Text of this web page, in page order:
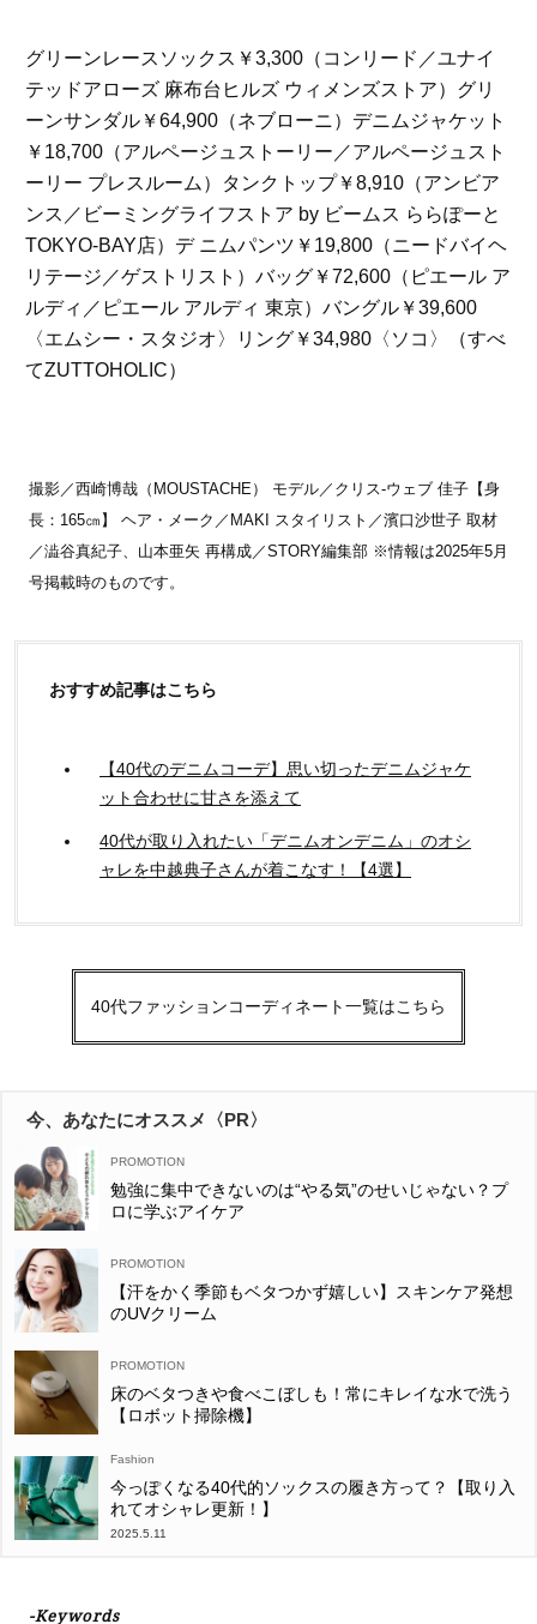
グリーンレースソックス￥3,300（コンリード／ユナイ
テッドアローズ 麻布台ヒルズ ウィメンズストア）グリ
ーンサンダル￥64,900（ネブローニ）デニムジャケット
￥18,700（アルページュストーリー／アルページュスト
ーリー プレスルーム）タンクトップ￥8,910（アンビア
ンス／ビーミングライフストア by ビームス ららぽーと
TOKYO-BAY店）デ ニムパンツ￥19,800（ニードバイヘ
リテージ／ゲストリスト）バッグ￥72,600（ピエール ア
ルディ／ピエール アルディ 東京）バングル￥39,600
〈エムシー・スタジオ〉リング￥34,980〈ソコ〉（すべ
てZUTTOHOLIC）
撮影／西崎博哉（MOUSTACHE） モデル／クリス-ウェブ 佳子【身
長：165㎝】 ヘア・メーク／MAKI スタイリスト／濱口沙世子 取材
／澁谷真紀子、山本亜矢 再構成／STORY編集部 ※情報は2025年5月
号掲載時のものです。
おすすめ記事はこちら
【40代のデニムコーデ】思い切ったデニムジャケ
ット合わせに甘さを添えて
40代が取り入れたい「デニムオンデニム」のオシ
ャレを中越典子さんが着こなす！【4選】
40代ファッションコーディネート一覧はこちら
今、あなたにオススメ〈PR〉
勉強に集中できないのは“やる気”のせいじゃない？プ
ロに学ぶアイケア
【汗をかく季節もベタつかず嬉しい】スキンケア発想
のUVクリーム
床のベタつきや食べこぼしも！常にキレイな水で洗う
【ロボット掃除機】
Fashion
今っぽくなる40代的ソックスの履き方って？【取り入
れてオシャレ更新！】
2025.5.11
-Keywords